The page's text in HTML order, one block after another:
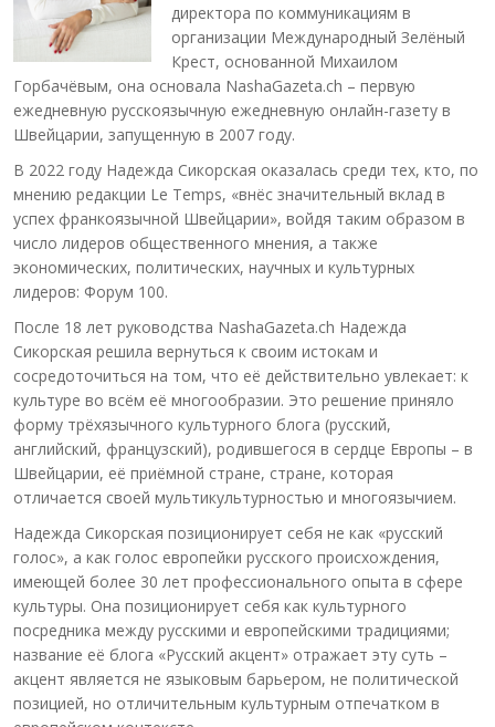
директора по коммуникациям в
организации Международный Зелёный
Крест, основанной Михаилом
Горбачёвым, она основала NashaGazeta.ch – первую
ежедневную русскоязычную ежедневную онлайн-газету в
Швейцарии, запущенную в 2007 году.
В 2022 году Надежда Сикорская оказалась среди тех, кто, по
мнению редакции Le Temps, «внёс значительный вклад в
успех франкоязычной Швейцарии», войдя таким образом в
число лидеров общественного мнения, а также
экономических, политических, научных и культурных
лидеров: Форум 100.
После 18 лет руководства NashaGazeta.ch Надежда
Сикорская решила вернуться к своим истокам и
сосредоточиться на том, что её действительно увлекает: к
культуре во всём её многообразии. Это решение приняло
форму трёхязычного культурного блога (русский,
английский, французский), родившегося в сердце Европы – в
Швейцарии, её приёмной стране, стране, которая
отличается своей мультикультурностью и многоязычием.
Надежда Сикорская позиционирует себя не как «русский
голос», а как голос европейки русского происхождения,
имеющей более 30 лет профессионального опыта в сфере
культуры. Она позиционирует себя как культурного
посредника между русскими и европейскими традициями;
название её блога «Русский акцент» отражает эту суть –
акцент является не языковым барьером, не политической
позицией, но отличительным культурным отпечатком в